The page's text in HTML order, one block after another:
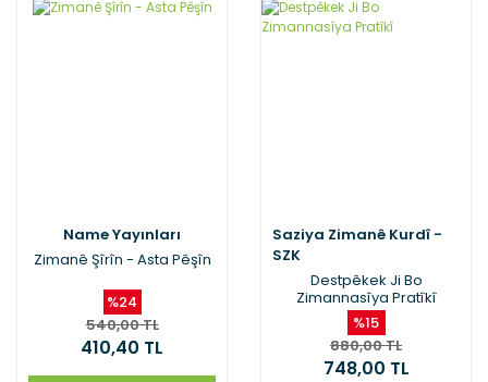
Name Yayınları
Zimanê Şîrîn - Asta Pêşîn
%24
540,00 TL
410,40 TL
Saziya Zimanê Kurdî -
SZK
Destpêkek Ji Bo
Zimannasîya Pratîkî
%15
880,00 TL
748,00 TL